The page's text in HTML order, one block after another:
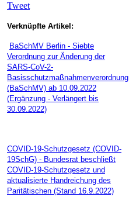
Tweet
Verknüpfte Artikel:
BaSchMV Berlin - Siebte
Verordnung zur Änderung der
SARS-CoV-2-
Basisschutzmaßnahmenverordnung
(BaSchMV) ab 10.09.2022
(Ergänzung - Verlängert bis
30.09.2022)
COVID-19-Schutzgesetz (COVID-
19SchG) - Bundesrat beschließt
COVID-19-Schutzgesetz und
aktualisierte Handreichung des
Paritätischen (Stand 16.9.2022)